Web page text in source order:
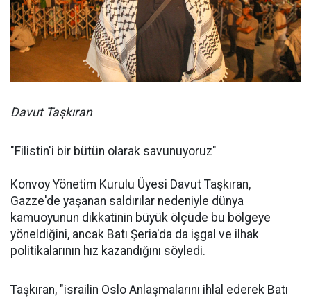
Davut Taşkıran
"Filistin'i bir bütün olarak savunuyoruz"
Konvoy Yönetim Kurulu Üyesi Davut Taşkıran,
Gazze'de yaşanan saldırılar nedeniyle dünya
kamuoyunun dikkatinin büyük ölçüde bu bölgeye
yöneldiğini, ancak Batı Şeria'da da işgal ve ilhak
politikalarının hız kazandığını söyledi.
Taşkıran, "israilin Oslo Anlaşmalarını ihlal ederek Batı